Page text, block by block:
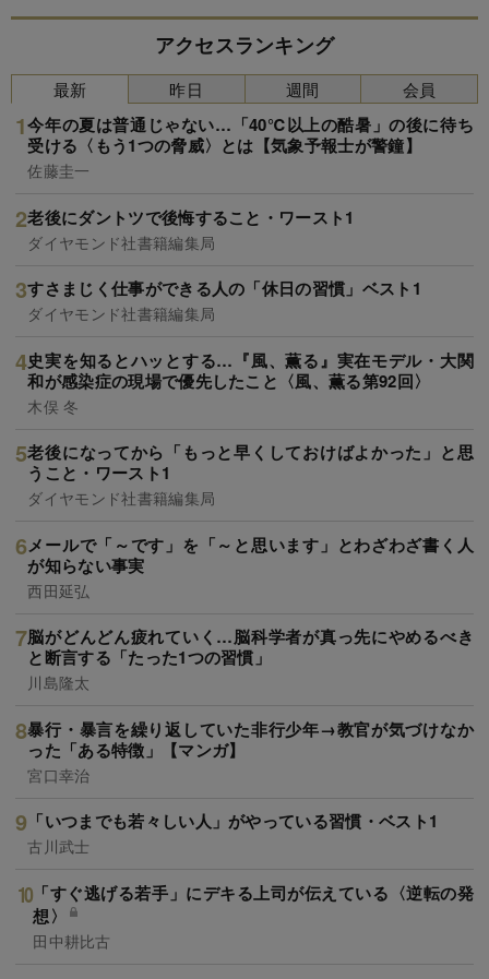
アクセスランキング
最新
今年の夏は普通じゃない…「40℃以上の酷暑」の後に待ち
受ける〈もう1つの脅威〉とは【気象予報士が警鐘】
佐藤圭一
老後にダントツで後悔すること・ワースト1
ダイヤモンド社書籍編集局
すさまじく仕事ができる人の「休日の習慣」ベスト1
ダイヤモンド社書籍編集局
史実を知るとハッとする…『風、薫る』実在モデル・大関
和が感染症の現場で優先したこと〈風、薫る第92回〉
木俣 冬
老後になってから「もっと早くしておけばよかった」と思
うこと・ワースト1
ダイヤモンド社書籍編集局
メールで「～です」を「～と思います」とわざわざ書く人
が知らない事実
西田延弘
脳がどんどん疲れていく…脳科学者が真っ先にやめるべき
と断言する「たった1つの習慣」
川島隆太
暴行・暴言を繰り返していた非行少年→教官が気づけなか
った「ある特徴」【マンガ】
宮口幸治
「いつまでも若々しい人」がやっている習慣・ベスト1
古川武士
「すぐ逃げる若手」にデキる上司が伝えている〈逆転の発
想〉
田中耕比古
昨日 週間 会員